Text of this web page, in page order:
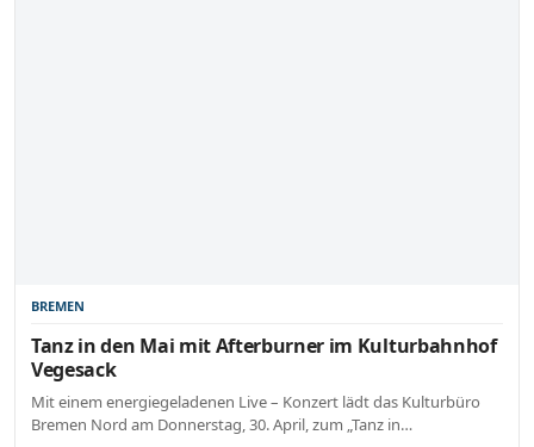
BREMEN
Tanz in den Mai mit Afterburner im Kulturbahnhof
Vegesack
Mit einem energiegeladenen Live – Konzert lädt das Kulturbüro
Bremen Nord am Donnerstag, 30. April, zum „Tanz in…